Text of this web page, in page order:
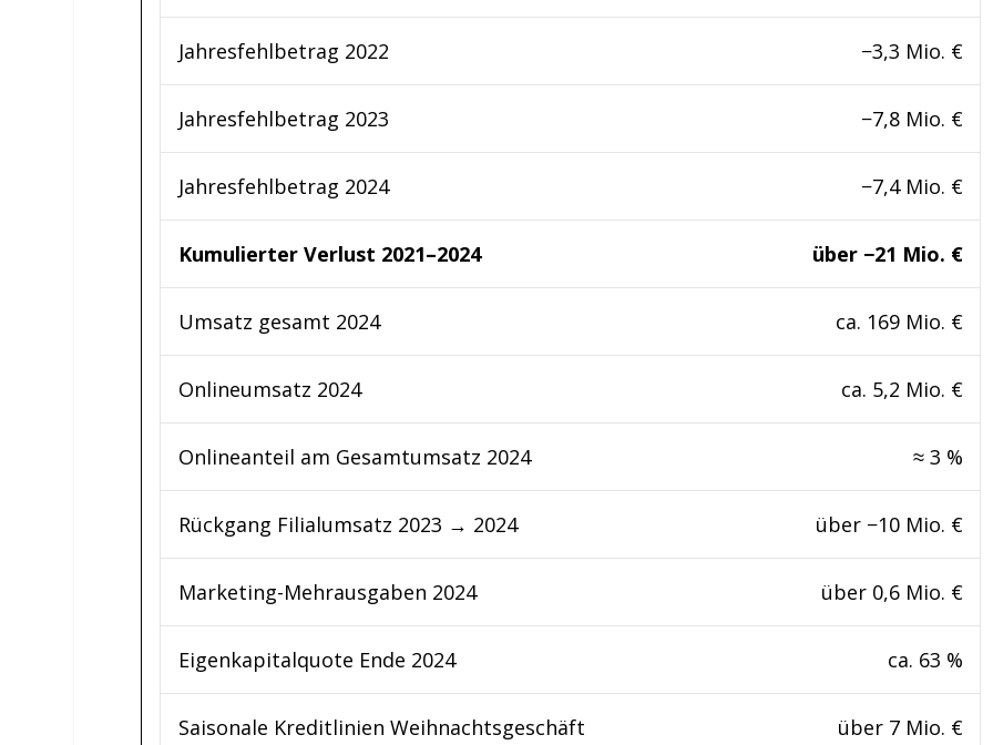
Jahresfehlbetrag 2022 −3,3 Mio. €
Jahresfehlbetrag 2023 −7,8 Mio. €
Jahresfehlbetrag 2024 −7,4 Mio. €
Kumulierter Verlust 2021–2024 über −21 Mio. €
Umsatz gesamt 2024 ca. 169 Mio. €
Onlineumsatz 2024 ca. 5,2 Mio. €
Onlineanteil am Gesamtumsatz 2024 ≈ 3 %
Rückgang Filialumsatz 2023 → 2024 über −10 Mio. €
Marketing-Mehrausgaben 2024 über 0,6 Mio. €
Eigenkapitalquote Ende 2024 ca. 63 %
Saisonale Kreditlinien Weihnachtsgeschäft über 7 Mio. €